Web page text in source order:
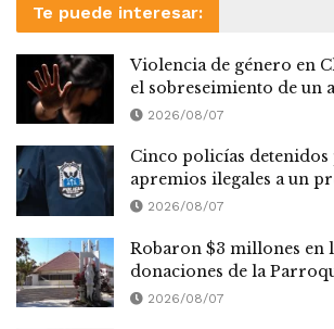
Te puede interesar:
Violencia de género en
el sobreseimiento de un
2026/08/07
Cinco policías
apremios ilegales a un
2026/08/07
Robaron $3 millones en
donaciones de la
2026/08/07